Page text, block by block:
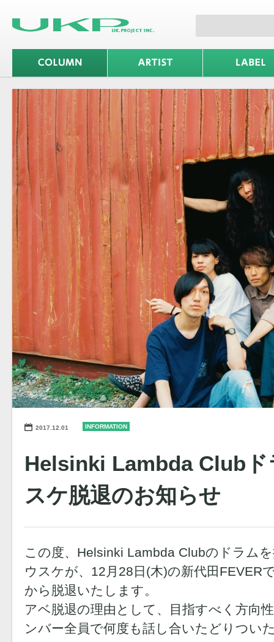
2017.12.01 INFORMATION
Helsinki Lambda Clubド
スケ脱退のお知らせ
この度、Helsinki Lambda Clubのドラム
ウスケが、12月28日(木)の新代田FEVER
から脱退いたします。
アベ脱退の理由として、目指すべく方向
ンバー全員で何度も話し合いたどりつい